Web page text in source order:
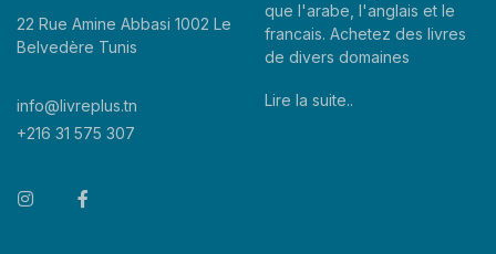
22 Rue Amine Abbasi 1002 Le
Belvedère Tunis
info@livreplus.tn
+216 31 575 307
que l'arabe, l'anglais et le
francais. Achetez des livres
de divers domaines
Lire la suite..